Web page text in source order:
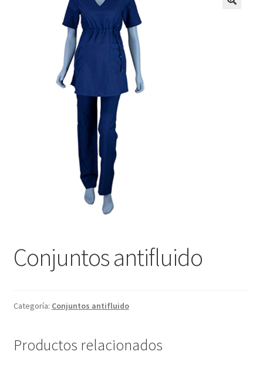
Conjuntos antifluido
Categoría: Conjuntos antifluido
Productos relacionados